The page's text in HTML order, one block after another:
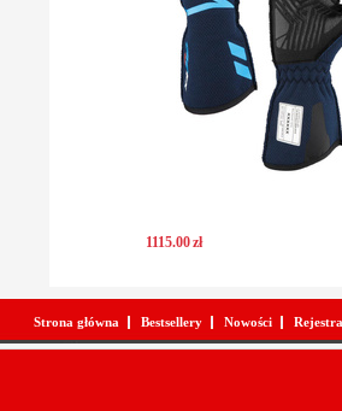
1115.00zł
Strona główna Bestsellery Nowości